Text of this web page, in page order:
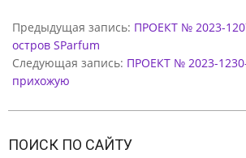
С
Т
В
Предыдущая запись: ПРОЕКТ № 2023-
остров SParfum
Следующая запись: ПРОЕКТ № 2023-
прихожую
ПОИСК ПО САЙТУ